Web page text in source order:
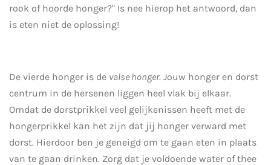
rook of hoorde honger?" Is nee hierop het antwoord, dan
is eten niet de oplossing!
De vierde honger is de valse honger. Jouw honger en dorst
centrum in de hersenen liggen heel vlak bij elkaar.
Omdat de dorstprikkel veel gelijkenissen heeft met de
hongerprikkel kan het zijn dat jij honger verward met
dorst. Hierdoor ben je geneigd om te gaan eten in plaats
van te gaan drinken. Zorg dat je voldoende water of thee